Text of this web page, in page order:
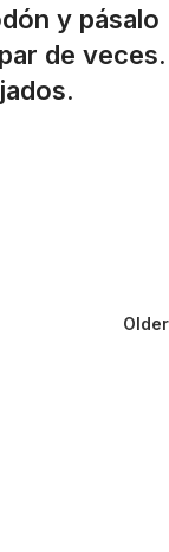
y pásalo
de veces.
Older